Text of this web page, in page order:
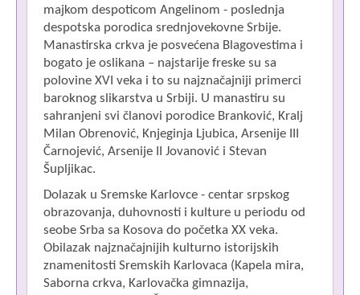
majkom despoticom Angelinom - poslednja
despotska porodica srednjovekovne Srbije.
Manastirska crkva je posvećena Blagovestima i
bogato je oslikana – najstarije freske su sa
polovine XVI veka i to su najznačajniji primerci
baroknog slikarstva u Srbiji. U manastiru su
sahranjeni svi članovi porodice Branković, Kralj
Milan Obrenović, Knjeginja Ljubica, Arsenije III
Čarnojević, Arsenije II Jovanović i Stevan
Šupljikac.
Dolazak u Sremske Karlovce - centar srpskog
obrazovanja, duhovnosti i kulture u periodu od
seobe Srba sa Kosova do početka XX veka.
Obilazak najznačajnijih kulturno istorijskih
znamenitosti Sremskih Karlovaca (Kapela mira,
Saborna crkva, Karlovačka gimnazija,